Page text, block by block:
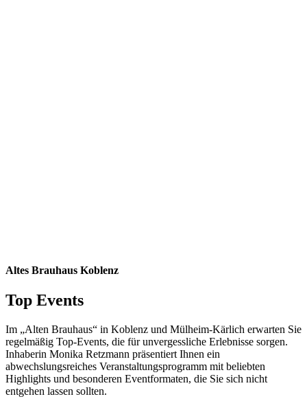
Altes Brauhaus Koblenz
Top Events
Im „Alten Brauhaus“ in Koblenz und Mülheim-Kärlich erwarten Sie
regelmäßig Top-Events, die für unvergessliche Erlebnisse sorgen.
Inhaberin Monika Retzmann präsentiert Ihnen ein
abwechslungsreiches Veranstaltungsprogramm mit beliebten
Highlights und besonderen Eventformaten, die Sie sich nicht
entgehen lassen sollten.